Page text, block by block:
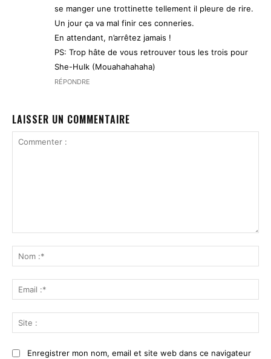
se manger une trottinette tellement il pleure de rire.
Un jour ça va mal finir ces conneries.
En attendant, n’arrêtez jamais !
PS: Trop hâte de vous retrouver tous les trois pour
She-Hulk (Mouahahahaha)
RÉPONDRE
LAISSER UN COMMENTAIRE
:*
:*
:
Enregistrer mon nom, email et site web dans ce navigateur